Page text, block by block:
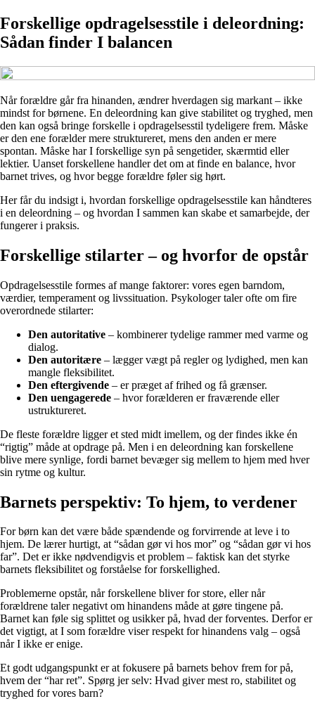
Forskellige opdragelsesstile i deleordning:
Sådan finder I balancen
Når forældre går fra hinanden, ændrer hverdagen sig markant – ikke
mindst for børnene. En deleordning kan give stabilitet og tryghed, men
den kan også bringe forskelle i opdragelsesstil tydeligere frem. Måske
er den ene forælder mere struktureret, mens den anden er mere
spontan. Måske har I forskellige syn på sengetider, skærmtid eller
lektier. Uanset forskellene handler det om at finde en balance, hvor
barnet trives, og hvor begge forældre føler sig hørt.
Her får du indsigt i, hvordan forskellige opdragelsesstile kan håndteres
i en deleordning – og hvordan I sammen kan skabe et samarbejde, der
fungerer i praksis.
Forskellige stilarter – og hvorfor de opstår
Opdragelsesstile formes af mange faktorer: vores egen barndom,
værdier, temperament og livssituation. Psykologer taler ofte om fire
overordnede stilarter:
Den autoritative – kombinerer tydelige rammer med varme og
dialog.
Den autoritære – lægger vægt på regler og lydighed, men kan
mangle fleksibilitet.
Den eftergivende – er præget af frihed og få grænser.
Den uengagerede – hvor forælderen er fraværende eller
ustruktureret.
De fleste forældre ligger et sted midt imellem, og der findes ikke én
“rigtig” måde at opdrage på. Men i en deleordning kan forskellene
blive mere synlige, fordi barnet bevæger sig mellem to hjem med hver
sin rytme og kultur.
Barnets perspektiv: To hjem, to verdener
For børn kan det være både spændende og forvirrende at leve i to
hjem. De lærer hurtigt, at “sådan gør vi hos mor” og “sådan gør vi hos
far”. Det er ikke nødvendigvis et problem – faktisk kan det styrke
barnets fleksibilitet og forståelse for forskellighed.
Problemerne opstår, når forskellene bliver for store, eller når
forældrene taler negativt om hinandens måde at gøre tingene på.
Barnet kan føle sig splittet og usikker på, hvad der forventes. Derfor er
det vigtigt, at I som forældre viser respekt for hinandens valg – også
når I ikke er enige.
Et godt udgangspunkt er at fokusere på barnets behov frem for på,
hvem der “har ret”. Spørg jer selv: Hvad giver mest ro, stabilitet og
tryghed for vores barn?